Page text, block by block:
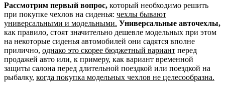
Рассмотрим первый вопрос, который необходимо решить
при покупке чехлов на сиденья: чехлы бывают
универсальными и модельными. Универсальные авточехлы,
как правило, стоят значительно дешевле модельных при этом
на некоторые сиденья автомобилей они садятся вполне
прилично, однако это скорее бюджетный вариант перед
продажей авто или, к примеру, как вариант временной
защиты салона перед длительной поездкой или поездкой на
рыбалку, когда покупка модельных чехлов не целесообразна.